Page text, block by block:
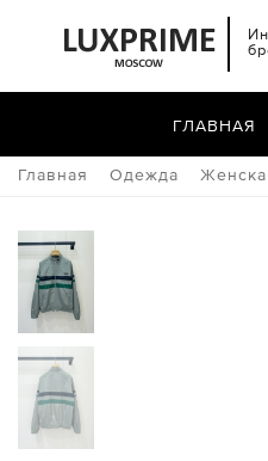
ГЛАВНАЯ
Главная Одежда